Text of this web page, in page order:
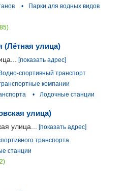
•
Парки для водных видов
(Лётная улица)
[показать адрес]
спортивный транспорт
компании
• Лодочные станции
улица)
улица...
[показать адрес]
транспорта
станции